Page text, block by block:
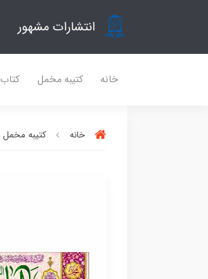
انتشارات مشهور
خانه کتیبه مخمل کتاب
خانه کتیبه مخمل